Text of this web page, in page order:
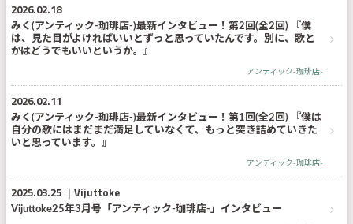
2026.02.18
みく(アンティック-珈琲店-)最新インタビュー！第2回(全2回) 『僕
は、見た目がよければいいとずっと思っていたんです。別に、歌と
かはどうでもいいというか。』
アンティック-珈琲店-
2026.02.11
みく(アンティック-珈琲店-)最新インタビュー！第1回(全2回) 『僕は
自分の歌にはまだまだ満足していなくて、もっと突き詰めていきた
いと思っています。』
アンティック-珈琲店-
2025.03.25 Vijuttoke
Vijuttoke25年3月号「アンティック-珈琲店-」インタビュー